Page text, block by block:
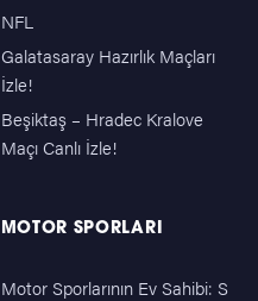
NFL
Galatasaray Hazırlık Maçları
İzle!
Beşiktaş – Hradec Kralove
Maçı Canlı İzle!
MOTOR SPORLARI
Motor Sporlarının Ev Sahibi: S